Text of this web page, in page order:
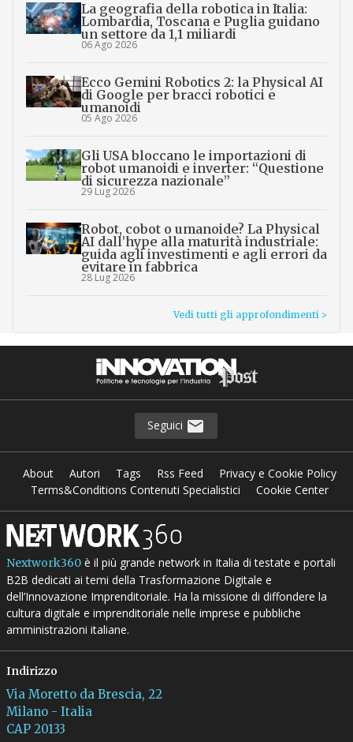
La geografia della robotica in Italia:
Lombardia, Toscana e Puglia guidano
un settore da 1,1 miliardi
06 Ago 2026
Ecco Gemini Robotics 2: la Physical AI
di Google per bracci robotici e
umanoidi
05 Ago 2026
Gli USA bloccano le importazioni di
robot umanoidi e inverter: “Questione
di sicurezza nazionale”
29 Lug 2026
Robot, cobot o umanoide? La Physical
AI dall’hype alla maturità industriale:
guida agli investimenti e agli errori da
evitare in fabbrica
28 Lug 2026
Vedi tutti gli approfondimenti >
Seguici
About Autori Tags Rss Feed
Privacy e Cookie Policy
Terms&Conditions Contenuti Specialistici
Cookie Center
Nextwork360è il più grande network in Italia di testate e portali
B2B dedicati ai temi della Trasformazione Digitale e
dell’Innovazione Imprenditoriale. Ha la missione di diffondere la
cultura digitale e imprenditoriale nelle imprese e pubbliche
amministrazioni italiane.
Indirizzo
Via Moretto da Brescia, 22
Milano - Italia
CAP 20133